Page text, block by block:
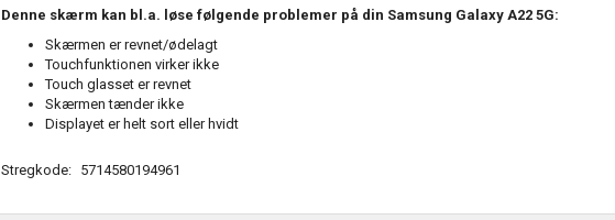
Denne skærm kan bl.a. løse følgende problemer på din Samsung Galaxy A22 5G:
Skærmen er revnet/ødelagt
Touchfunktionen virker ikke
Touch glasset er revnet
Skærmen tænder ikke
Displayet er helt sort eller hvidt
Stregkode: 5714580194961